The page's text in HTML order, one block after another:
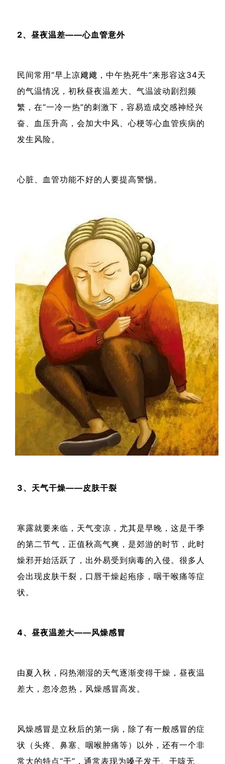
2、昼夜温差——心血管意外
民间常用“早上凉飕飕，中午热死牛”来形容这34天
的气温情况，初秋昼夜温差大、气温波动剧烈频
繁，在“一冷一热”的刺激下，容易造成交感神经兴
奋、血压升高，会加大中风、心梗等心血管疾病的
发生风险。
心脏、血管功能不好的人要提高警惕。
3、天气干燥——皮肤干裂
寒露就要来临，天气变凉，尤其是早晚，这是干季
的第二节气，正值秋高气爽，是郊游的时节，此时
燥邪开始活跃了，出外易受到病毒的入侵。很多人
会出现皮肤干裂，口唇干燥起疱疹，咽干喉痛等症
状。
4、昼夜温差大——风燥感冒
由夏入秋，闷热潮湿的天气逐渐变得干燥，昼夜温
差大，忽冷忽热，风燥感冒高发。
风燥感冒是立秋后的第一病，除了有一般感冒的症
状（头疼、鼻塞、咽喉肿痛等）以外，还有一个非
常大的特点“干”，通常表现为嗓子发干、干咳无